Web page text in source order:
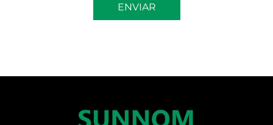
ENVIAR